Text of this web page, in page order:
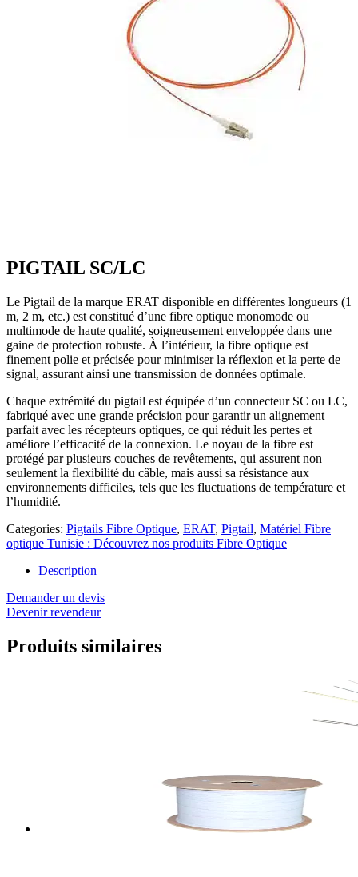
PIGTAIL SC/LC
Le Pigtail de la marque ERAT disponible en différentes longueurs (1
m, 2 m, etc.) est constitué d’une fibre optique monomode ou
multimode de haute qualité, soigneusement enveloppée dans une
gaine de protection robuste. À l’intérieur, la fibre optique est
finement polie et précisée pour minimiser la réflexion et la perte de
signal, assurant ainsi une transmission de données optimale.
Chaque extrémité du pigtail est équipée d’un connecteur SC ou LC,
fabriqué avec une grande précision pour garantir un alignement
parfait avec les récepteurs optiques, ce qui réduit les pertes et
améliore l’efficacité de la connexion. Le noyau de la fibre est
protégé par plusieurs couches de revêtements, qui assurent non
seulement la flexibilité du câble, mais aussi sa résistance aux
environnements difficiles, tels que les fluctuations de température et
l’humidité.
Categories: Pigtails Fibre Optique, ERAT, Pigtail, Matériel Fibre
optique Tunisie : Découvrez nos produits Fibre Optique
Description
Demander un devis
Devenir revendeur
Produits similaires